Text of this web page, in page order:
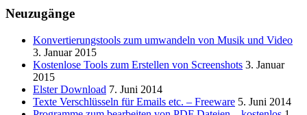
Neuzugänge
Konvertierungstools zum umwandeln von Musik und Video
3. Januar 2015
Kostenlose Tools zum Erstellen von Screenshots 3. Januar
2015
Elster Download 7. Juni 2014
Texte Verschlüsseln für Emails etc. – Freeware 5. Juni 2014